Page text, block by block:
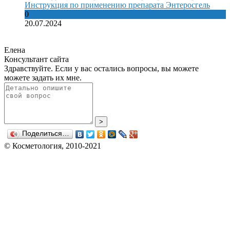
Инструкция по применению препарата Энтеросгель
0
20.07.2024
Елена
Консультант сайта
Здравствуйте. Если у вас остались вопросы, вы можете
можете задать их мне.
>
Поделиться…
© Косметология, 2010-2021